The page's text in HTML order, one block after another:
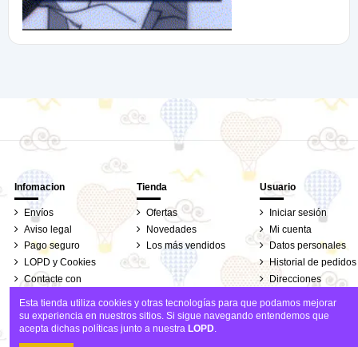
Infomacion
Envíos
Aviso legal
Pago seguro
LOPD y Cookies
Contacte con
Tienda
Ofertas
Novedades
Los más vendidos
Usuario
Iniciar sesión
Mi cuenta
Datos personales
Historial de pedidos
Direcciones
pedidos de clientes
invitados
Esta tienda utiliza cookies y otras tecnologías para que podamos mejorar
su experiencia en nuestros sitios. Si sigue navegando entendemos que
acepta dichas políticas junto a nuestra LOPD.